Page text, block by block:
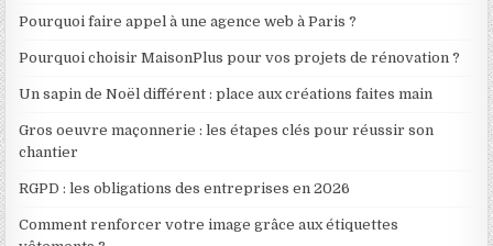
Pourquoi faire appel à une agence web à Paris ?
Pourquoi choisir MaisonPlus pour vos projets de rénovation ?
Un sapin de Noël différent : place aux créations faites main
Gros oeuvre maçonnerie : les étapes clés pour réussir son
chantier
RGPD : les obligations des entreprises en 2026
Comment renforcer votre image grâce aux étiquettes